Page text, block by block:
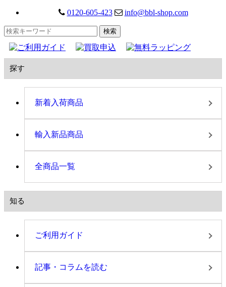
0120-605-423 info@bbl-shop.com
探す
新着入荷商品
輸入新品商品
全商品一覧
知る
ご利用ガイド
記事・コラムを読む